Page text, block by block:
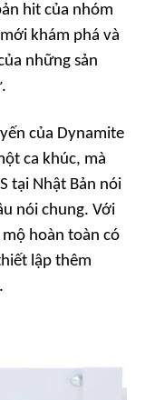
hit của nhóm
khám phá và
những sản
của Dynamite
ca khúc, mà
tại Nhật Bản nói
nói chung. Với
hoàn toàn có
lập thêm